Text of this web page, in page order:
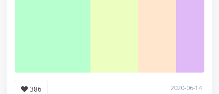
386 2020-06-14